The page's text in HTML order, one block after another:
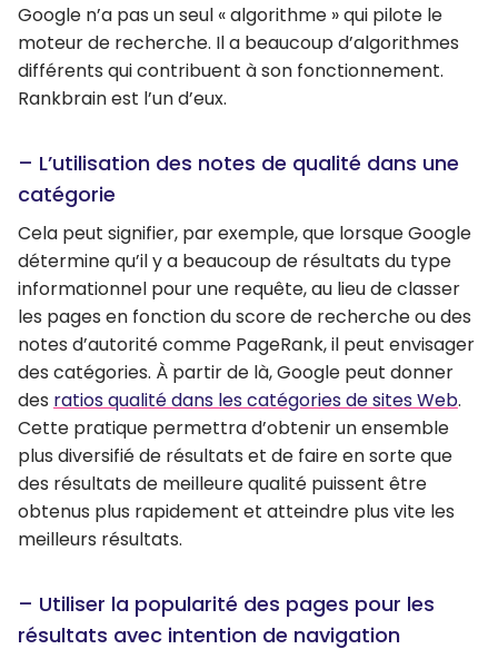
Google n’a pas un seul « algorithme » qui pilote le
moteur de recherche. Il a beaucoup d’algorithmes
différents qui contribuent à son fonctionnement.
Rankbrain est l’un d’eux.
– L’utilisation des notes de qualité dans une
catégorie
Cela peut signifier, par exemple, que lorsque Google
détermine qu’il y a beaucoup de résultats du type
informationnel pour une requête, au lieu de classer
les pages en fonction du score de recherche ou des
notes d’autorité comme PageRank, il peut envisager
des catégories. À partir de là, Google peut donner
des ratios qualité dans les catégories de sites Web.
Cette pratique permettra d’obtenir un ensemble
plus diversifié de résultats et de faire en sorte que
des résultats de meilleure qualité puissent être
obtenus plus rapidement et atteindre plus vite les
meilleurs résultats.
– Utiliser la popularité des pages pour les
résultats avec intention de navigation